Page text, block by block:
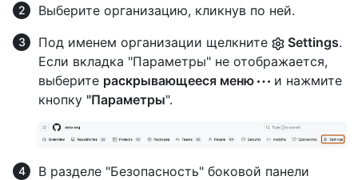
Выберите организацию, кликнув по ней.
Под именем организации щелкните
Settings.
Если вкладка "Параметры" не отображается,
выберите раскрывающееся меню
и нажмите
кнопку "Параметры".
В разделе "Безопасность" боковой панели